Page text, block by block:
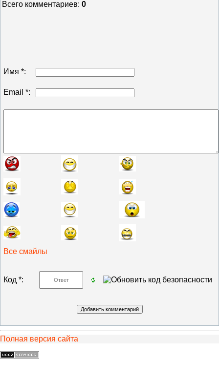
Всего комментариев: 0
Имя *:
Email *:
Все смайлы
Код *:
Полная версия сайта